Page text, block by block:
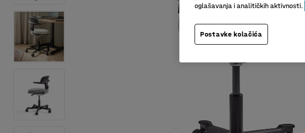
oglašavanja i analitičkih aktivnosti.
Postavke kolačića